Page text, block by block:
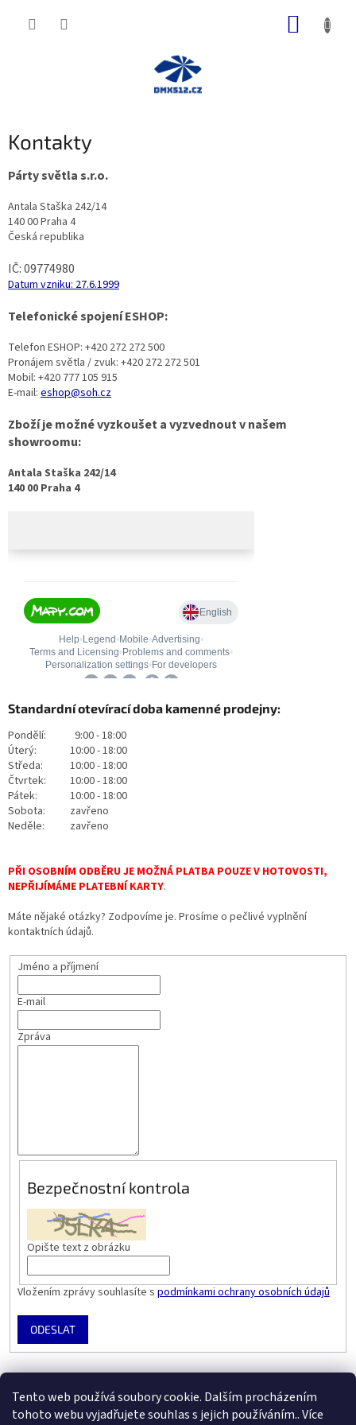
Tento web používá soubory cookie. Dalším procházením
tohoto webu vyjadřujete souhlas s jejich používáním.. Více
Kontakty
Párty světla s.r.o.
Antala Staška 242/14
140 00 Praha 4
Česká republika
IČ: 09774980
Datum vzniku: 27.6.1999
Telefonické spojení ESHOP:
Telefon ESHOP: +420 272 272 500
Pronájem světla / zvuk: +420 272 272 501
Mobil: +420 777 105 915
E-mail: eshop@soh.cz
Zboží je možné vyzkoušet a vyzvednout v našem
showroomu:
Antala Staška 242/14
140 00 Praha 4
Standardní otevírací doba kamenné prodejny:
Pondělí:
9:00 - 18:00
Úterý:
10:00 - 18:00
Středa:
10:00 - 18:00
Čtvrtek:
10:00 - 18:00
Pátek:
10:00 - 18:00
Sobota:
zavřeno
Neděle:
zavřeno
PŘI OSOBNÍM ODBĚRU JE MOŽNÁ PLATBA POUZE V HOTOVOSTI,
NEPŘIJÍMÁME PLATEBNÍ KARTY.
Máte nějaké otázky? Zodpovíme je. Prosíme o pečlivé vyplnění
kontaktních údajů.
Jméno a příjmení
E-mail
Zpráva
Bezpečnostní kontrola
Opište text z obrázku
Vložením zprávy souhlasíte s podmínkami ochrany osobních údajů
ODESLAT
Z
Prezentace SOH.cz E-shop SOH.cz